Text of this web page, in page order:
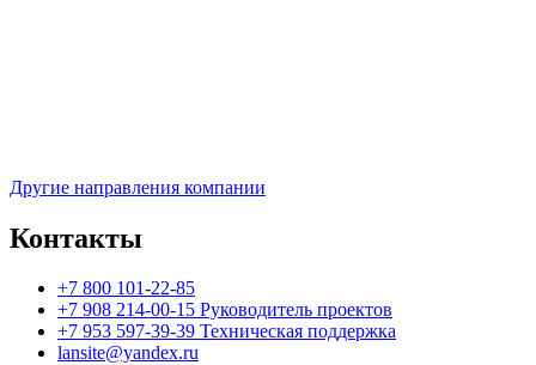
Другие направления компании
Контакты
+7 800 101-22-85
+7 908 214-00-15 Руководитель проектов
+7 953 597-39-39 Техническая поддержка
lansite@yandex.ru